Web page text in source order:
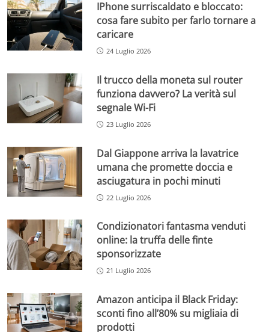
IPhone surriscaldato e bloccato:
cosa fare subito per farlo tornare a
caricare
24 Luglio 2026
Il trucco della moneta sul router
funziona davvero? La verità sul
segnale Wi-Fi
23 Luglio 2026
Dal Giappone arriva la lavatrice
umana che promette doccia e
asciugatura in pochi minuti
22 Luglio 2026
Condizionatori fantasma venduti
online: la truffa delle finte
sponsorizzate
21 Luglio 2026
Amazon anticipa il Black Friday:
sconti fino all’80% su migliaia di
prodotti